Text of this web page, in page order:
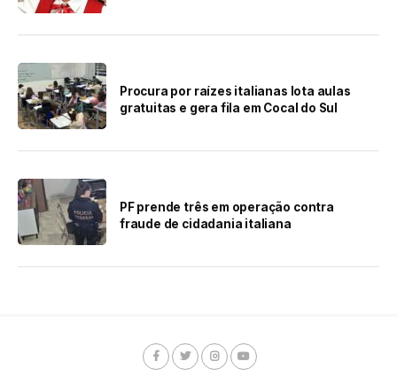
Procura por raízes italianas lota aulas
gratuitas e gera fila em Cocal do Sul
PF prende três em operação contra
fraude de cidadania italiana